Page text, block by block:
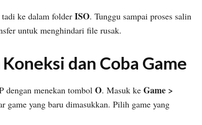
ke dalam folder ISO. Tunggu sampai proses salin
untuk menghindari file rusak.
dan Coba Game
dengan menekan tombol O. Masuk ke Game >
game yang baru dimasukkan. Pilih game yang